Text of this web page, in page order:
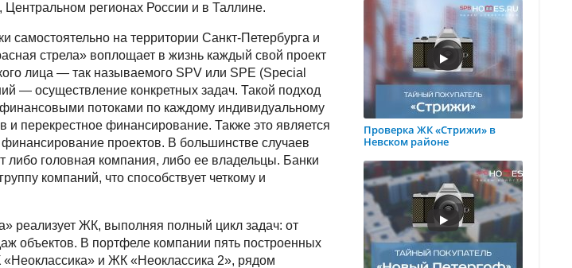
регионах России и в Таллине.
самостоятельно на территории Санкт-Петербурга и
стрела» воплощает в жизнь каждый свой проект
лица — так называемого SPV или SPE (Special
— осуществление конкретных задач. Такой подход
потоками по каждому индивидуальному
перекрестное финансирование. Также это является
проектов. В большинстве случаев
либо головная компания, либо ее владельцы. Банки
компаний, что способствует четкому и
реализует ЖК, выполняя полный цикл задач: от
объектов. В портфеле компании пять построенных
и ЖК «Неоклассика 2», рядом
Проверка ЖК «Стрижи» в
Невском районе